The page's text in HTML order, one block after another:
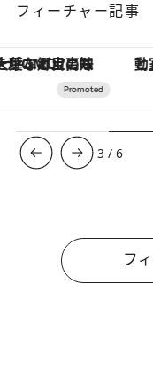
フィーチャー記事
3 /6
フ